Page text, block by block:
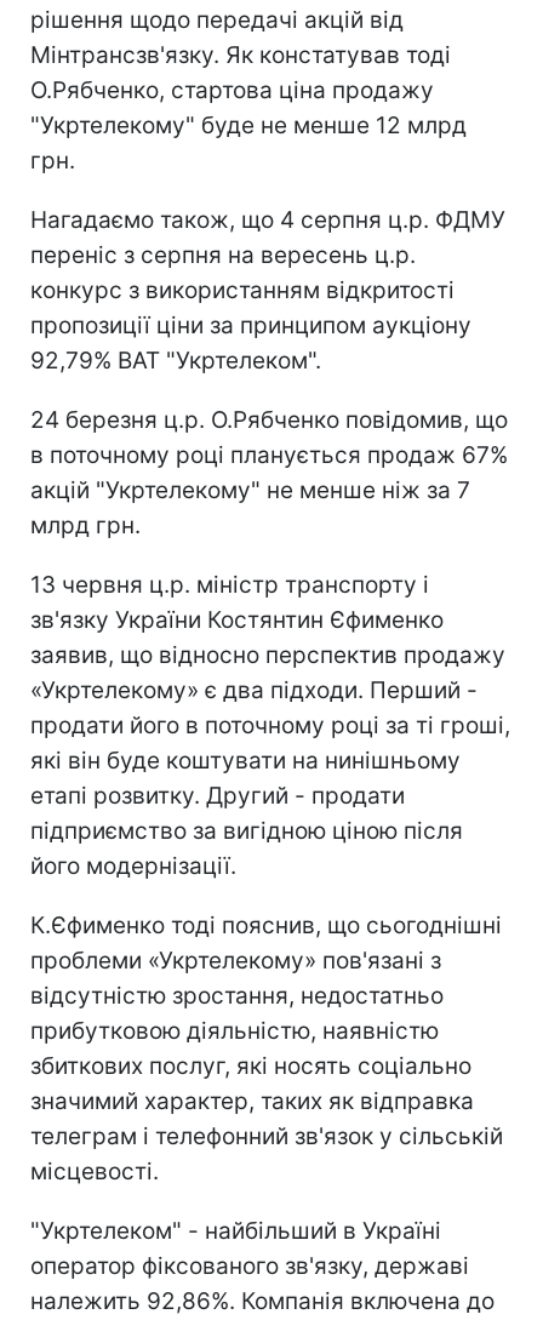
рішення щодо передачі акцій від
Мінтрансзв'язку. Як констатував тоді
О.Рябченко, стартова ціна продажу
"Укртелекому" буде не менше 12 млрд
грн.
Нагадаємо також, що 4 серпня ц.р. ФДМУ
переніс з серпня на вересень ц.р.
конкурс з використанням відкритості
пропозиції ціни за принципом аукціону
92,79% ВАТ "Укртелеком".
24 березня ц.р. О.Рябченко повідомив, що
в поточному році планується продаж 67%
акцій "Укртелекому" не менше ніж за 7
млрд грн.
13 червня ц.р. міністр транспорту і
зв'язку України Костянтин Єфименко
заявив, що відносно перспектив продажу
«Укртелекому» є два підходи. Перший -
продати його в поточному році за ті гроші,
які він буде коштувати на нинішньому
етапі розвитку. Другий - продати
підприємство за вигідною ціною після
його модернізації.
К.Єфименко тоді пояснив, що сьогоднішні
проблеми «Укртелекому» пов'язані з
відсутністю зростання, недостатньо
прибутковою діяльністю, наявністю
збиткових послуг, які носять соціально
значимий характер, таких як відправка
телеграм і телефонний зв'язок у сільській
місцевості.
"Укртелеком" - найбільший в Україні
оператор фіксованого зв'язку, державі
належить 92,86%. Компанія включена до